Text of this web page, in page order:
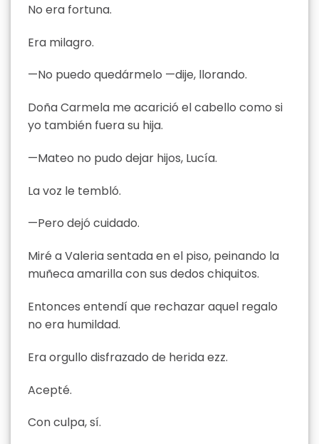
No era fortuna.
Era milagro.
—No puedo quedármelo —dije, llorando.
Doña Carmela me acarició el cabello como si
yo también fuera su hija.
—Mateo no pudo dejar hijos, Lucía.
La voz le tembló.
—Pero dejó cuidado.
Miré a Valeria sentada en el piso, peinando la
muñeca amarilla con sus dedos chiquitos.
Entonces entendí que rechazar aquel regalo
no era humildad.
Era orgullo disfrazado de herida ezz.
Acepté.
Con culpa, sí.